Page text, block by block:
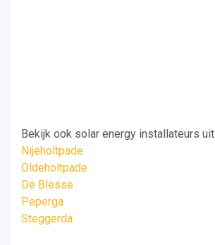
Bekijk ook solar energy installateurs uit
Nijeholtpade
Oldeholtpade
De Blesse
Peperga
Steggerda